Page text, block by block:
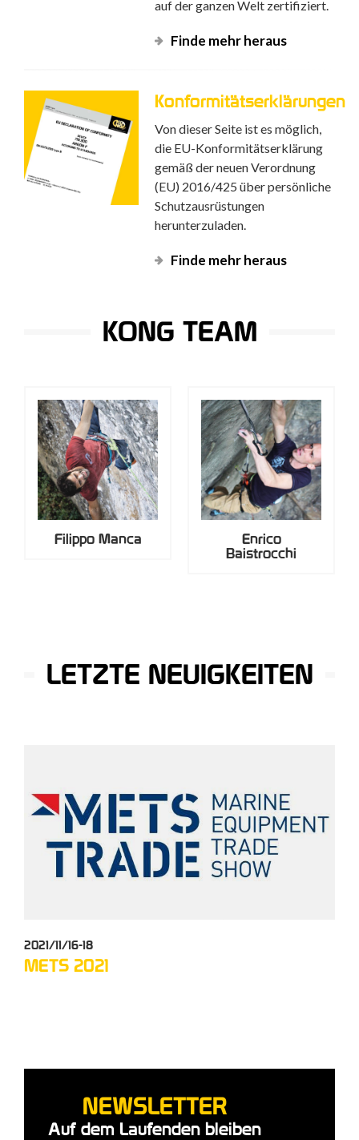
auf der ganzen Welt zertifiziert.
Finde mehr heraus
Konformitätserklärungen
Von dieser Seite ist es möglich,
die EU-Konformitätserklärung
gemäß der neuen Verordnung
(EU) 2016/425 über persönliche
Schutzausrüstungen
herunterzuladen.
Finde mehr heraus
KONG TEAM
Filippo Manca
Enrico
Baistrocchi
LETZTE NEUIGKEITEN
2021/11/16-18
METS 2021
NEWSLETTER
Auf dem Laufenden bleiben